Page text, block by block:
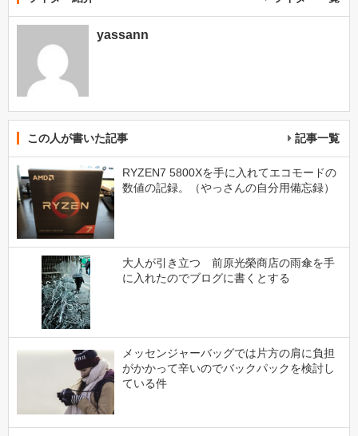
yassann
この人が書いた記事 記事一覧
RYZEN7 5800Xを手に入れてエコモードの
数値の記録。（やっさんの自分用備忘録）
大人が引き立つ 前原光榮商店の雨傘を手
に入れたのでブログに書くとする
メッセンジャーバッグでは片方の肩に負担
がかかって辛いのでバックパックを検討し
ている件